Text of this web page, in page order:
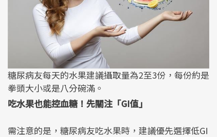
糖尿病友每天的水果建議攝取量為2至3份，每份約是
拳頭大小或是八分碗滿。
吃水果也能控血糖！先關注「GI值」
需注意的是，糖尿病友吃水果時，建議優先選擇低GI